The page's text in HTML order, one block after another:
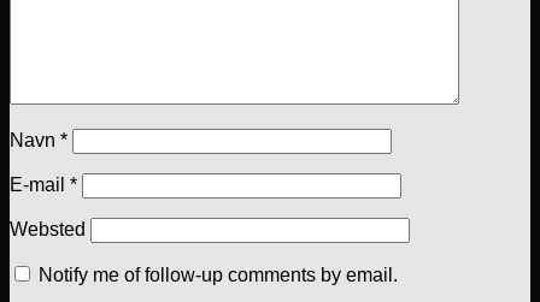
Navn *
E-mail *
Websted
Notify me of follow-up comments by email.